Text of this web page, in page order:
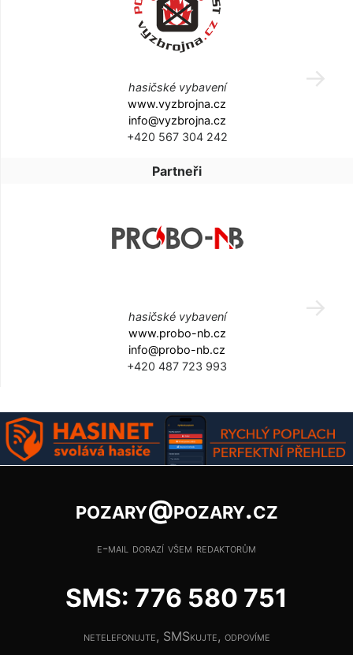
hasičské vybavení
www.vyzbrojna.cz
info@vyzbrojna.cz
+420 567 304 242
Partneři
hasičské vybavení
www.probo-nb.cz
info@probo-nb.cz
+420 487 723 993
pozary@pozary.cz
e-mail dorazí všem redaktorům
SMS: 776 580 751
netelefonujte, SMSkujte, odpovíme